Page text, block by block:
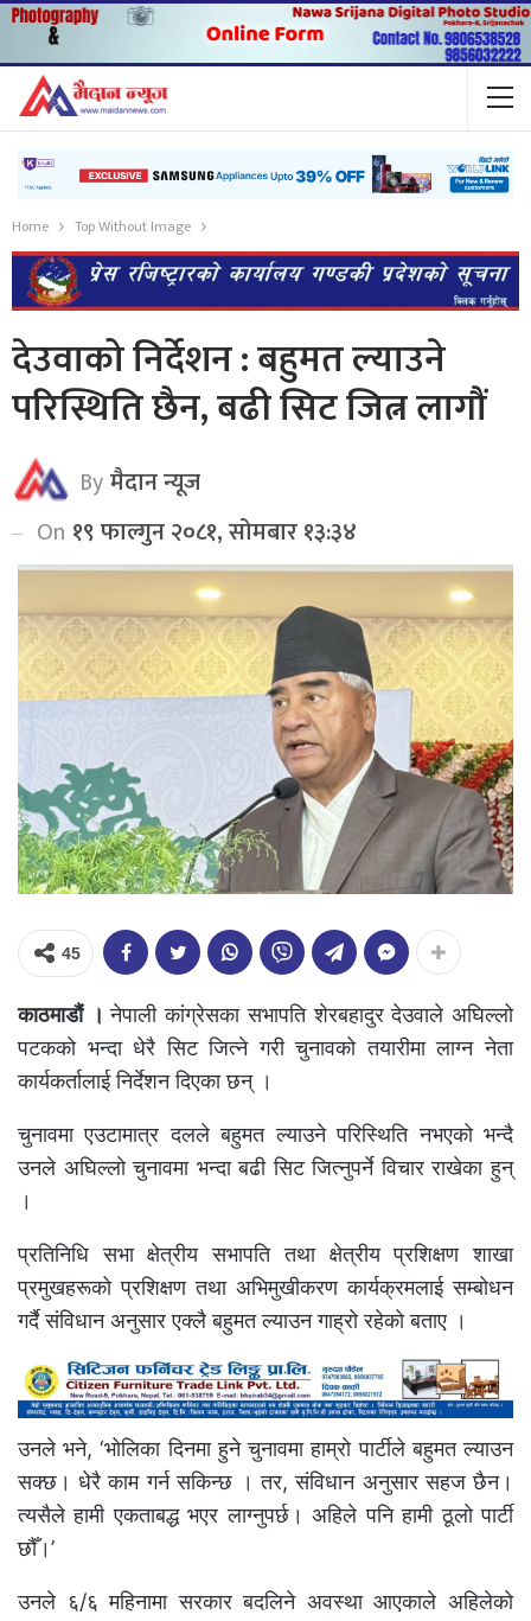
Home Top Without Image
देउवाको निर्देशन : बहुमत ल्याउने
परिस्थिति छैन, बढी सिट जित्न लागौं
Byमैदान न्यूज
On १९ फाल्गुन २०८१, सोमबार १३:३४
45
काठमाडौं ।नेपाली कांग्रेसका सभापति शेरबहादुर देउवाले अघिल्लो
पटकको भन्दा धेरै सिट जित्ने गरी चुनावको तयारीमा लाग्न नेता
कार्यकर्तालाई निर्देशन दिएका छन् ।
चुनावमा एउटामात्र दलले बहुमत ल्याउने परिस्थिति नभएको भन्दै
उनले अघिल्लो चुनावमा भन्दा बढी सिट जित्नुपर्ने विचार राखेका हुन्
।
प्रतिनिधि सभा क्षेत्रीय सभापति तथा क्षेत्रीय प्रशिक्षण शाखा
प्रमुखहरूको प्रशिक्षण तथा अभिमुखीकरण कार्यक्रमलाई सम्बोधन
गर्दै संविधान अनुसार एक्लै बहुमत ल्याउन गाह्रो रहेको बताए ।
उनले भने, ‘भोलिका दिनमा हुने चुनावमा हाम्रो पार्टीले बहुमत ल्याउन
सक्छ। धेरै काम गर्न सकिन्छ । तर, संविधान अनुसार सहज छैन।
त्यसैले हामी एकताबद्ध भएर लाग्नुपर्छ। अहिले पनि हामी ठूलो पार्टी
छौँ।’
उनले ६/६ महिनामा सरकार बदलिने अवस्था आएकाले अहिलेको